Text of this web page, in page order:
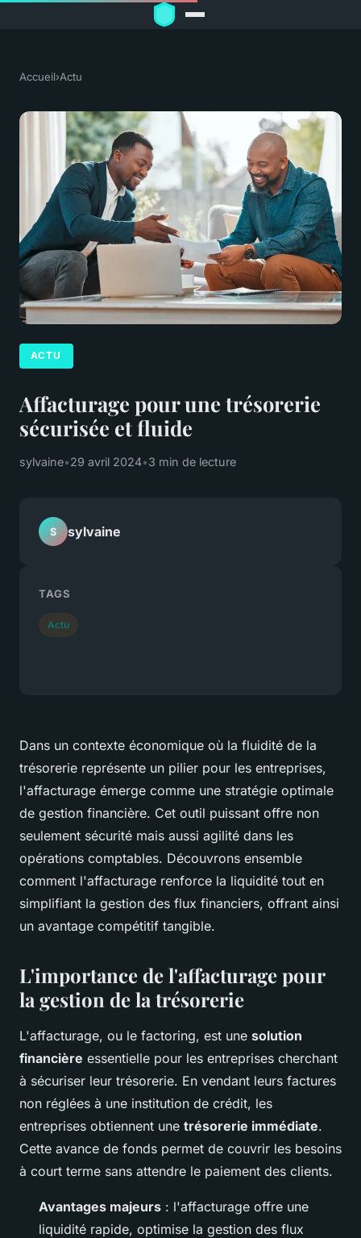
Accueil›Actu
ACTU
Affacturage pour une trésorerie
sécurisée et fluide
sylvaine•29 avril 2024•3 min de lecture
Dans un contexte économique où la fluidité de la
trésorerie représente un pilier pour les entreprises,
l'affacturage émerge comme une stratégie optimale
de gestion financière. Cet outil puissant offre non
seulement sécurité mais aussi agilité dans les
opérations comptables. Découvrons ensemble
comment l'affacturage renforce la liquidité tout en
simplifiant la gestion des flux financiers, offrant ainsi
un avantage compétitif tangible.
L'importance de l'affacturage pour
la gestion de la trésorerie
L'affacturage, ou le factoring, est une solution
financière essentielle pour les entreprises cherchant
à sécuriser leur trésorerie. En vendant leurs factures
non réglées à une institution de crédit, les
entreprises obtiennent une trésorerie immédiate.
Cette avance de fonds permet de couvrir les besoins
à court terme sans attendre le paiement des clients.
Avantages majeurs : l'affacturage offre une
liquidité rapide, optimise la gestion des flux
S sylvaine
TAGS
Actu